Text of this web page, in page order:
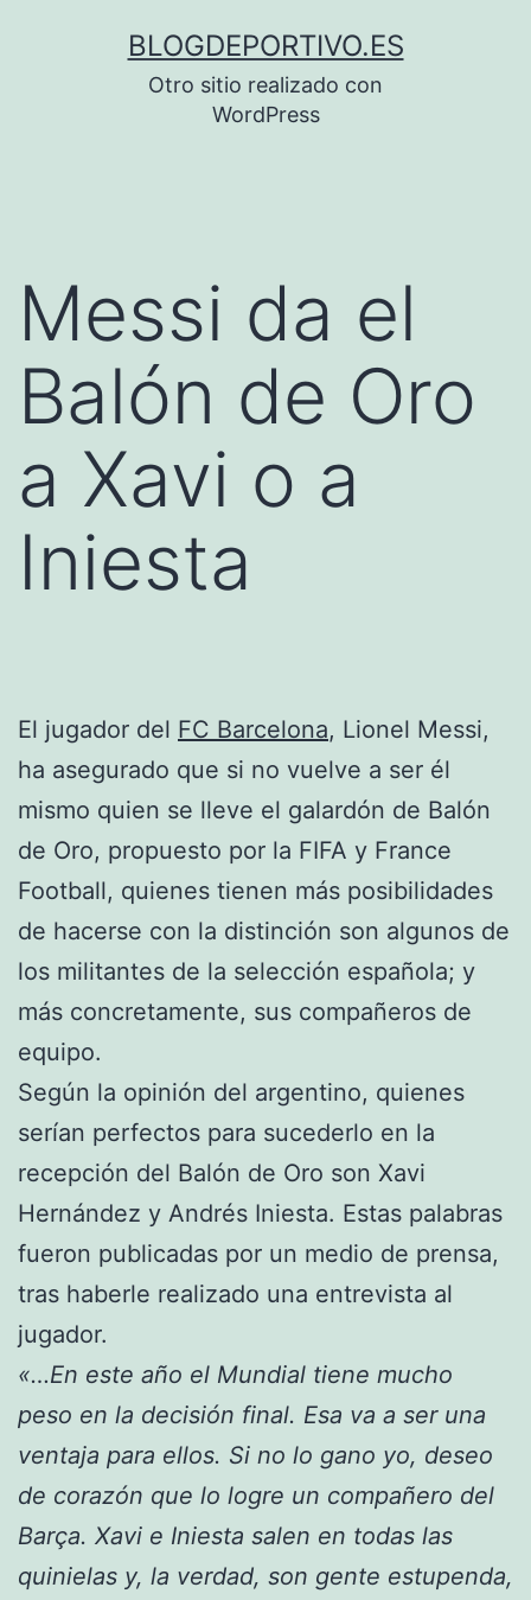
BLOGDEPORTIVO.ES
Otro sitio realizado con
WordPress
Messi da el
Balón de Oro
a Xavi o a
Iniesta
El jugador del FC Barcelona, Lionel Messi,
ha asegurado que si no vuelve a ser él
mismo quien se lleve el galardón de Balón
de Oro, propuesto por la FIFA y France
Football, quienes tienen más posibilidades
de hacerse con la distinción son algunos de
los militantes de la selección española; y
más concretamente, sus compañeros de
equipo.
Según la opinión del argentino, quienes
serían perfectos para sucederlo en la
recepción del Balón de Oro son Xavi
Hernández y Andrés Iniesta. Estas palabras
fueron publicadas por un medio de prensa,
tras haberle realizado una entrevista al
jugador.
«…En este año el Mundial tiene mucho
peso en la decisión final. Esa va a ser una
ventaja para ellos. Si no lo gano yo, deseo
de corazón que lo logre un compañero del
Barça. Xavi e Iniesta salen en todas las
quinielas y, la verdad, son gente estupenda,